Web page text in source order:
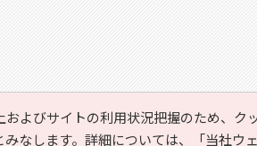
よびサイトの利用状況把握のため、
なします。詳細については、
「当社ウ
© HYOJITO.Co.,Ltd. All Rights Reserved.